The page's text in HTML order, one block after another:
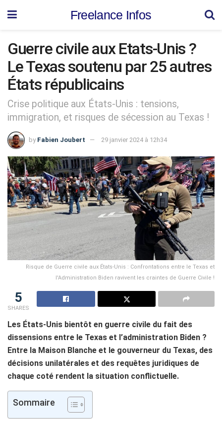
Freelance Infos
Guerre civile aux Etats-Unis ?
Le Texas soutenu par 25 autres
États républicains
Crise politique aux États-Unis : tensions,
immigration, et risques de sécession au Texas !
by Fabien Joubert 29 janvier 2024 à 12h34
Risque de Guerre civile aux États-Unis : Confrontations entre le Texas et
l'Administration Biden ravivent les craintes de Guerre Civile !
5
SHARES
Les États-Unis bientôt en guerre civile du fait des
dissensions entre le Texas et l’administration Biden ?
Entre la Maison Blanche et le gouverneur du Texas, des
décisions unilatérales et des requêtes juridiques de
chaque coté rendent la situation conflictuelle.
Sommaire